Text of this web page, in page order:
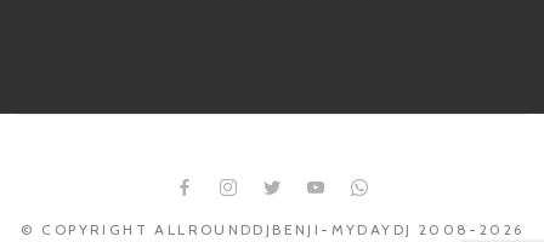
© COPYRIGHT ALLROUNDDJBENJI-MYDAYDJ 2008-2026